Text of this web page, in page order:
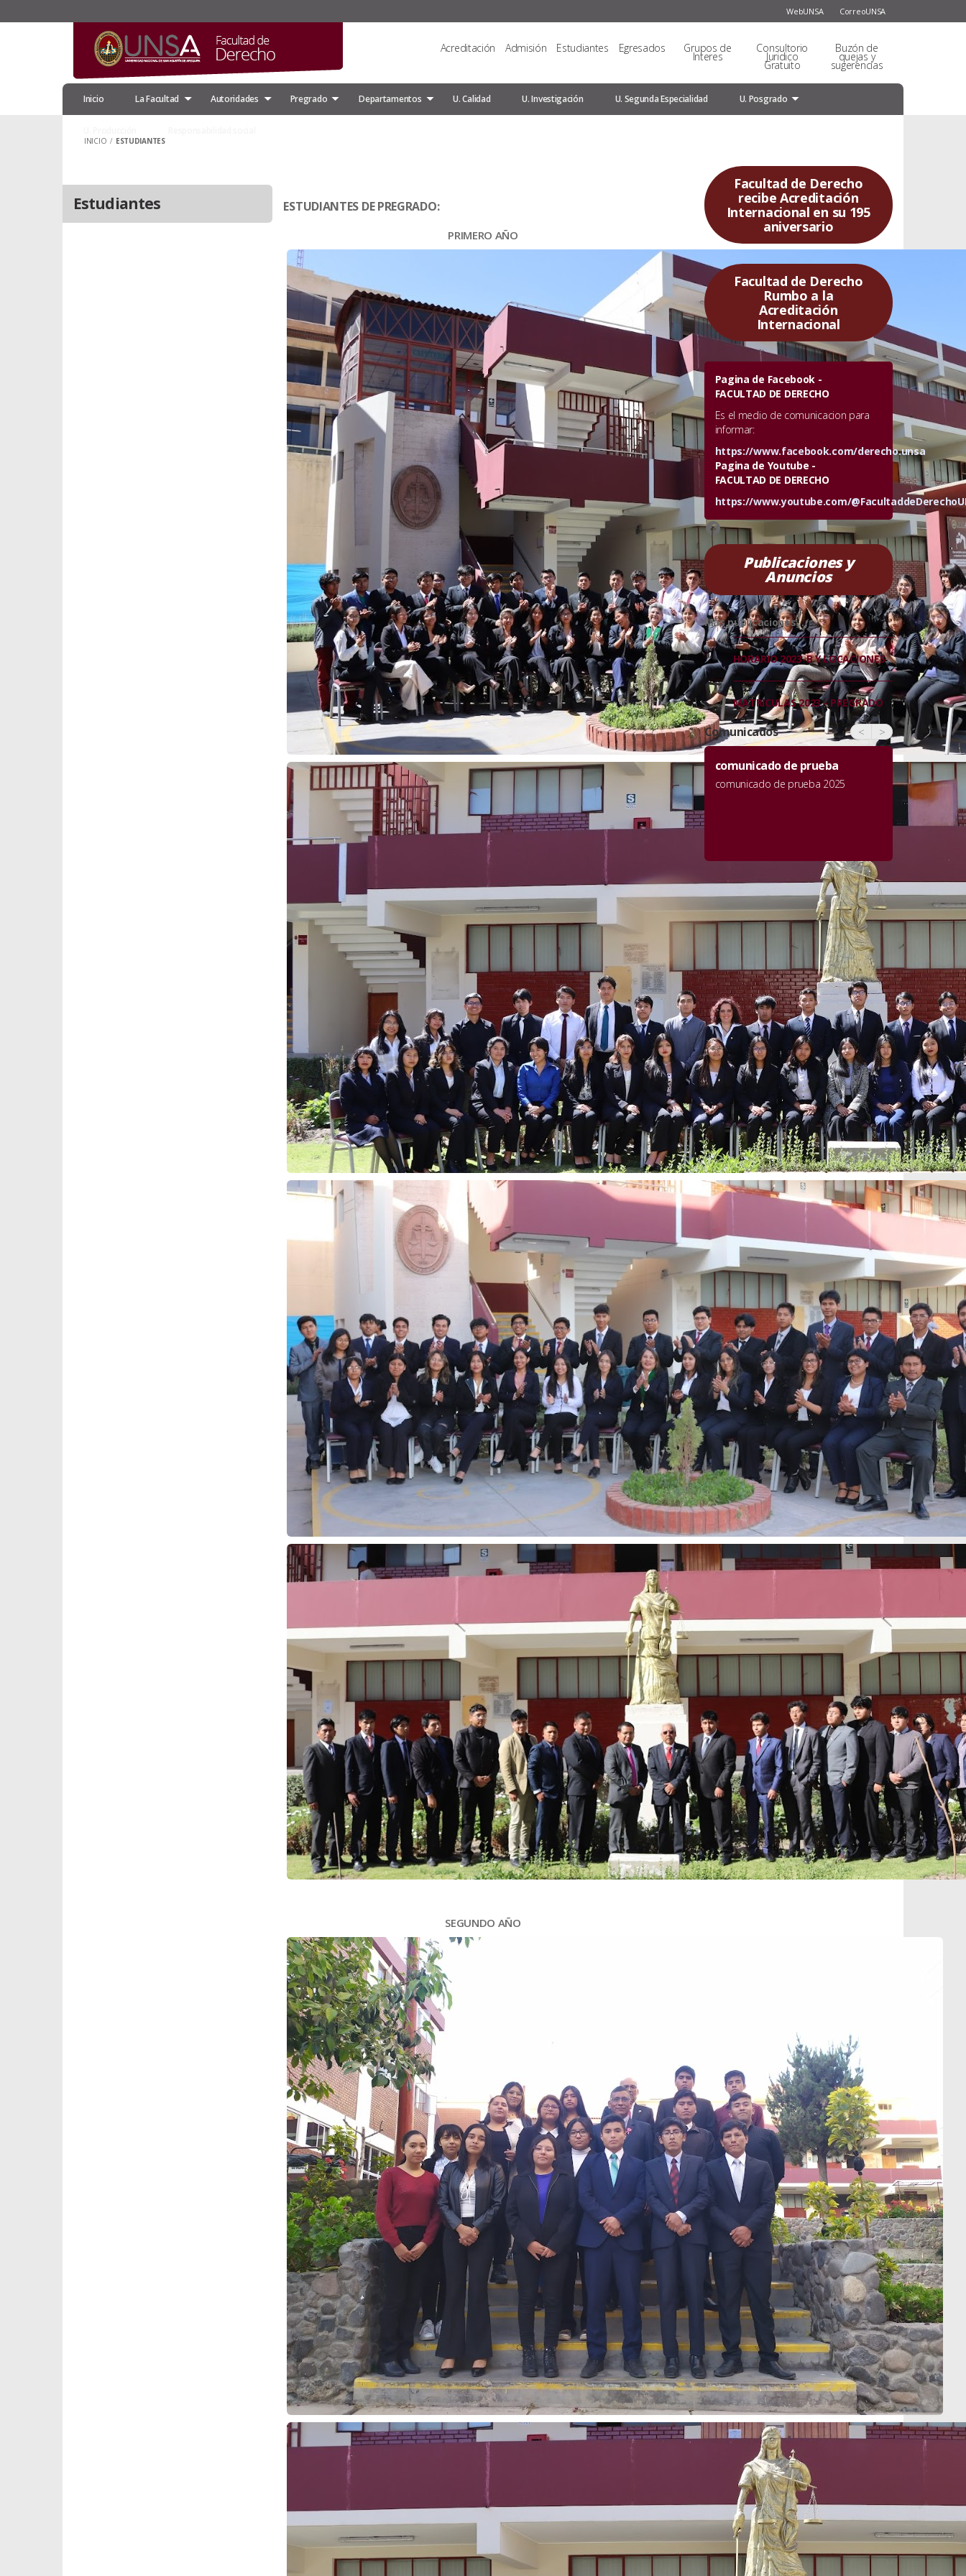
WebUNSA CorreoUNSA
Acreditación Admisión Estudiantes Egresados Grupos de
Interes
Consultorio
Juridico
Gratuito
Buzón de
quejas y
sugerencias
Inicio La Facultad Autoridades Pregrado Departamentos U. Calidad U. Investigación U. Segunda Especialidad U. Posgrado
INICIO / ESTUDIANTES
Estudiantes ESTUDIANTES DE PREGRADO:
PRIMERO AÑO
SEGUNDO AÑO
Facultad de Derecho
recibe Acreditación
Internacional en su 195
aniversario
Facultad de Derecho
Rumbo a la
Acreditación
Internacional
Pagina de Facebook -
FACULTAD DE DERECHO
Es el medio de comunicacion para
informar:
https://www.facebook.com/derecho.unsa
Pagina de Youtube -
FACULTAD DE DERECHO
https://www.youtube.com/
https://www.facebook.com/
Publicaciones y
Anuncios
Más publicaciones...
HORARIO 2023-B Y LOCACIONES
MATRICULAS 2023 - PREGRADO
Comunicados < >
Publicaciones y anuncios